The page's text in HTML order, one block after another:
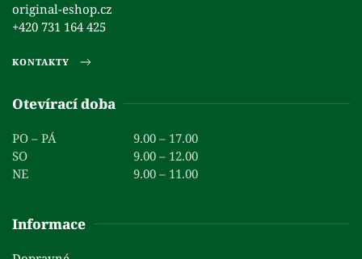
original-eshop.cz
+420 731 164 425
KONTAKTY
Otevírací doba
PO – PÁ
9.00 – 17.00
SO
9.00 – 12.00
NE
9.00 – 11.00
Informace